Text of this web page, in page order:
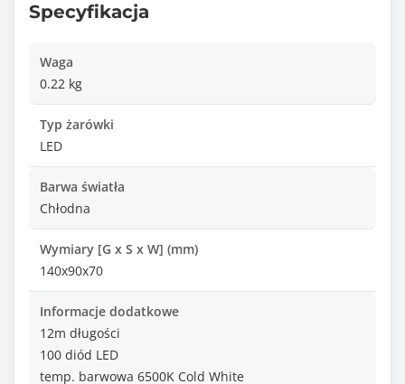
Specyfikacja
Waga
0.22 kg
Typ żarówki
LED
Barwa światła
Chłodna
Wymiary [G x S x W] (mm)
140x90x70
Informacje dodatkowe
12m długości
100 diód LED
temp. barwowa 6500K Cold White